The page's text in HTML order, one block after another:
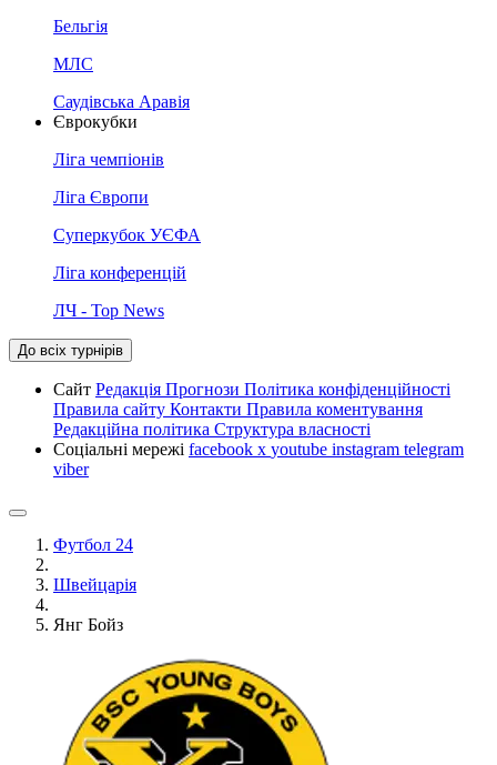
Бельгія
МЛС
Саудівська Аравія
Єврокубки
Ліга чемпіонів
Ліга Європи
Суперкубок УЄФА
Ліга конференцій
ЛЧ - Top News
До всіх турнірів
Сайт Редакція Прогнози Політика конфіденційності
Правила сайту Контакти Правила коментування
Редакційна політика Структура власності
Соціальні мережі facebook x youtube instagram telegram
viber
Футбол 24
Швейцарія
Янг Бойз